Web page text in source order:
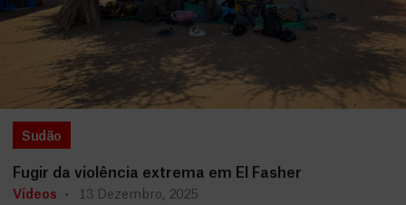
Sudão
Fugir da violência extrema em El Fasher
Vídeos 13 Dezembro, 2025